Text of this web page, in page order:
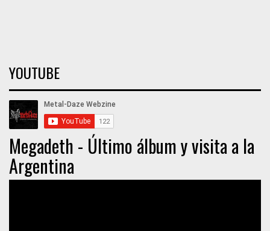
YOUTUBE
Megadeth - Último álbum y visita a la
Argentina